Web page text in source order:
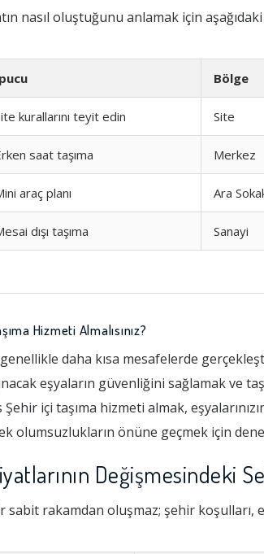
nasıl oluştuğunu anlamak için
Bölge
kurallarını teyit edin Site
saat taşıma Merkez
araç planı Ara
dışı taşıma Sanayi
Hizmeti Almalısınız?
daha kısa mesafelerde
eşyaların güvenliğini sağlamak ve
içi taşıma hizmeti almak,
olumsuzlukların önüne geçmek için
Değişmesindeki
sabit rakamdan oluşmaz; şehir